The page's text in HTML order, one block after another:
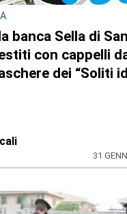
banca Sella di San
con cappelli
dei “Soliti
31